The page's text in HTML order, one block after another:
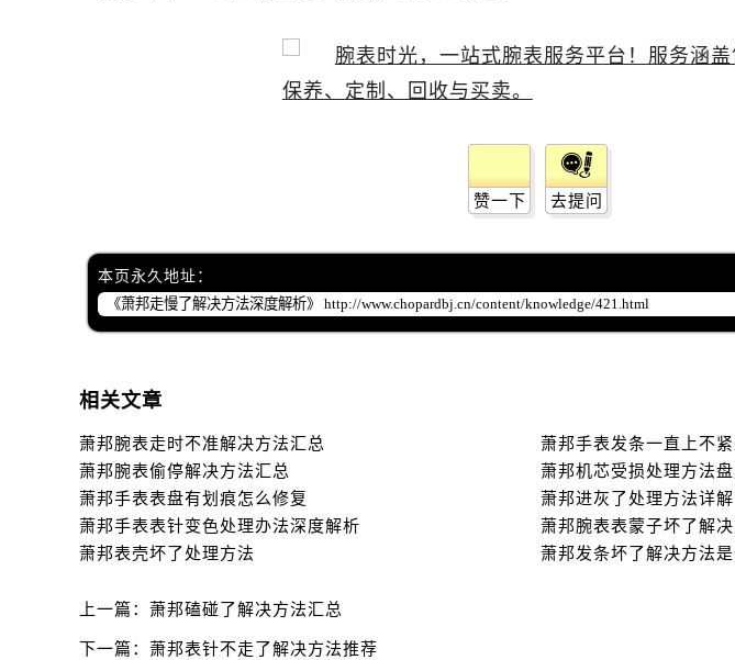
赞一下 去提问
本页永久地址：
相关文章
萧邦腕表走时不准解决方法汇总
萧邦手表发条一直上不
萧邦腕表偷停解决方法汇总
萧邦机芯受损处理方法盘
萧邦手表表盘有划痕怎么修复
萧邦进灰了处理方法详解
萧邦手表表针变色处理办法深度解析
萧邦腕表表蒙子坏了解
萧邦表壳坏了处理方法
萧邦发条坏了解决方法
上一篇： 萧邦磕碰了解决方法汇总
下一篇： 萧邦表针不走了解决方法推荐